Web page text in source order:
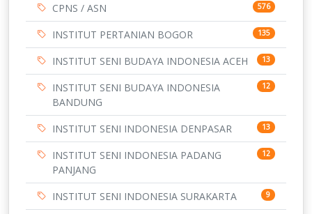
CPNS / ASN 576
INSTITUT PERTANIAN BOGOR 135
INSTITUT SENI BUDAYA INDONESIA ACEH 13
INSTITUT SENI BUDAYA INDONESIA
BANDUNG
12
INSTITUT SENI INDONESIA DENPASAR 13
INSTITUT SENI INDONESIA PADANG
PANJANG
12
INSTITUT SENI INDONESIA SURAKARTA 9